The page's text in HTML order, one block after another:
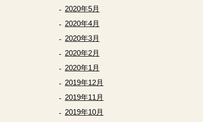
2020年5月
2020年4月
2020年3月
2020年2月
2020年1月
2019年12月
2019年11月
2019年10月